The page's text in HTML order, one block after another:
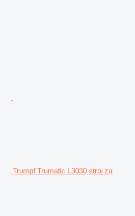
Trumpf Trumatic L3030 stroj za